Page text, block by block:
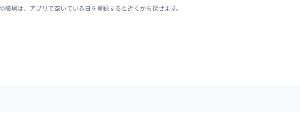
職場は、アプリで空いている日を登録すると近くから探せます。